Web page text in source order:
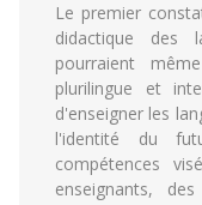
Le premier
didactique des
pourraient
plurilingue et
d'enseigner les
l'identité du
compétences
enseignants,